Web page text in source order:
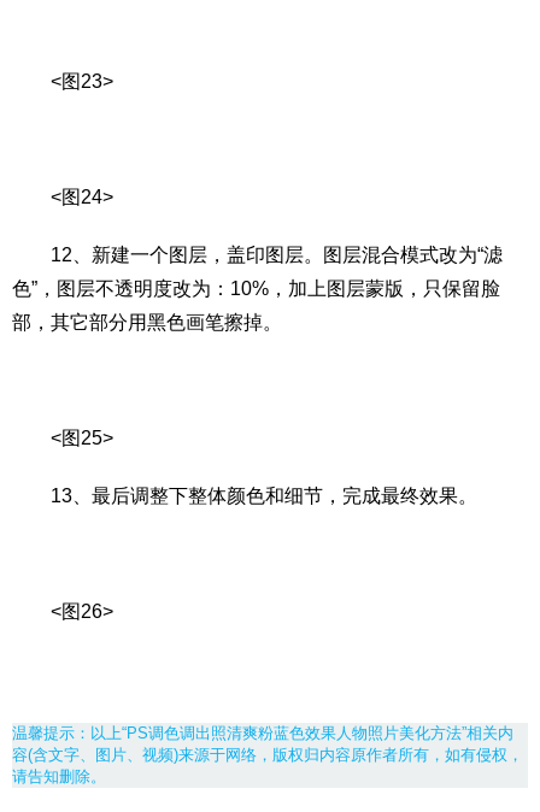
<图23>
<图24>
12、新建一个图层，盖印图层。图层混合模式改为“滤
色”，图层不透明度改为：10%，加上图层蒙版，只保留脸
部，其它部分用黑色画笔擦掉。
<图25>
13、最后调整下整体颜色和细节，完成最终效果。
<图26>
温馨提示：以上“PS调色调出照清爽粉蓝色效果人物照片美化方法”相关内
容(含文字、图片、视频)来源于网络，版权归内容原作者所有，如有侵权，
请告知删除。